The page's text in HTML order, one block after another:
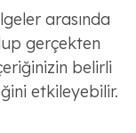
arasında
gerçekten
belirli
etkileyebilir.